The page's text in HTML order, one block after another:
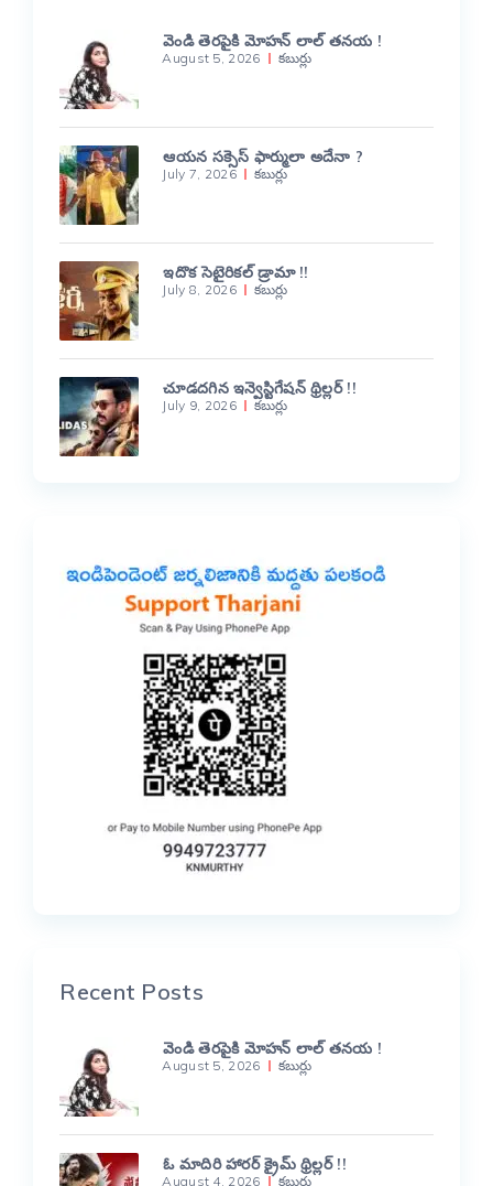
వెండి తెరపైకి మోహన్ లాల్ తనయ !
August 5, 2026 కబుర్లు
ఆయన సక్సెస్ ఫార్ములా అదేనా ?
July 7, 2026 కబుర్లు
ఇదొక సెటైరికల్ డ్రామా !!
July 8, 2026 కబుర్లు
చూడదగిన ఇన్వెస్టిగేషన్ థ్రిల్లర్ !!
July 9, 2026 కబుర్లు
Recent Posts
వెండి తెరపైకి మోహన్ లాల్ తనయ !
August 5, 2026 కబుర్లు
ఓ మాదిరి హారర్ క్రైమ్ థ్రిల్లర్ !!
August 4, 2026 కబుర్లు